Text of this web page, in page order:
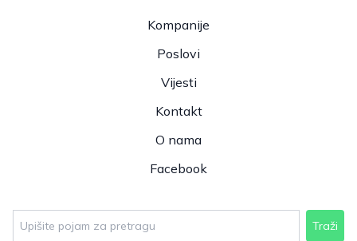
Kompanije
Poslovi
Vijesti
Kontakt
O nama
Facebook
Traži